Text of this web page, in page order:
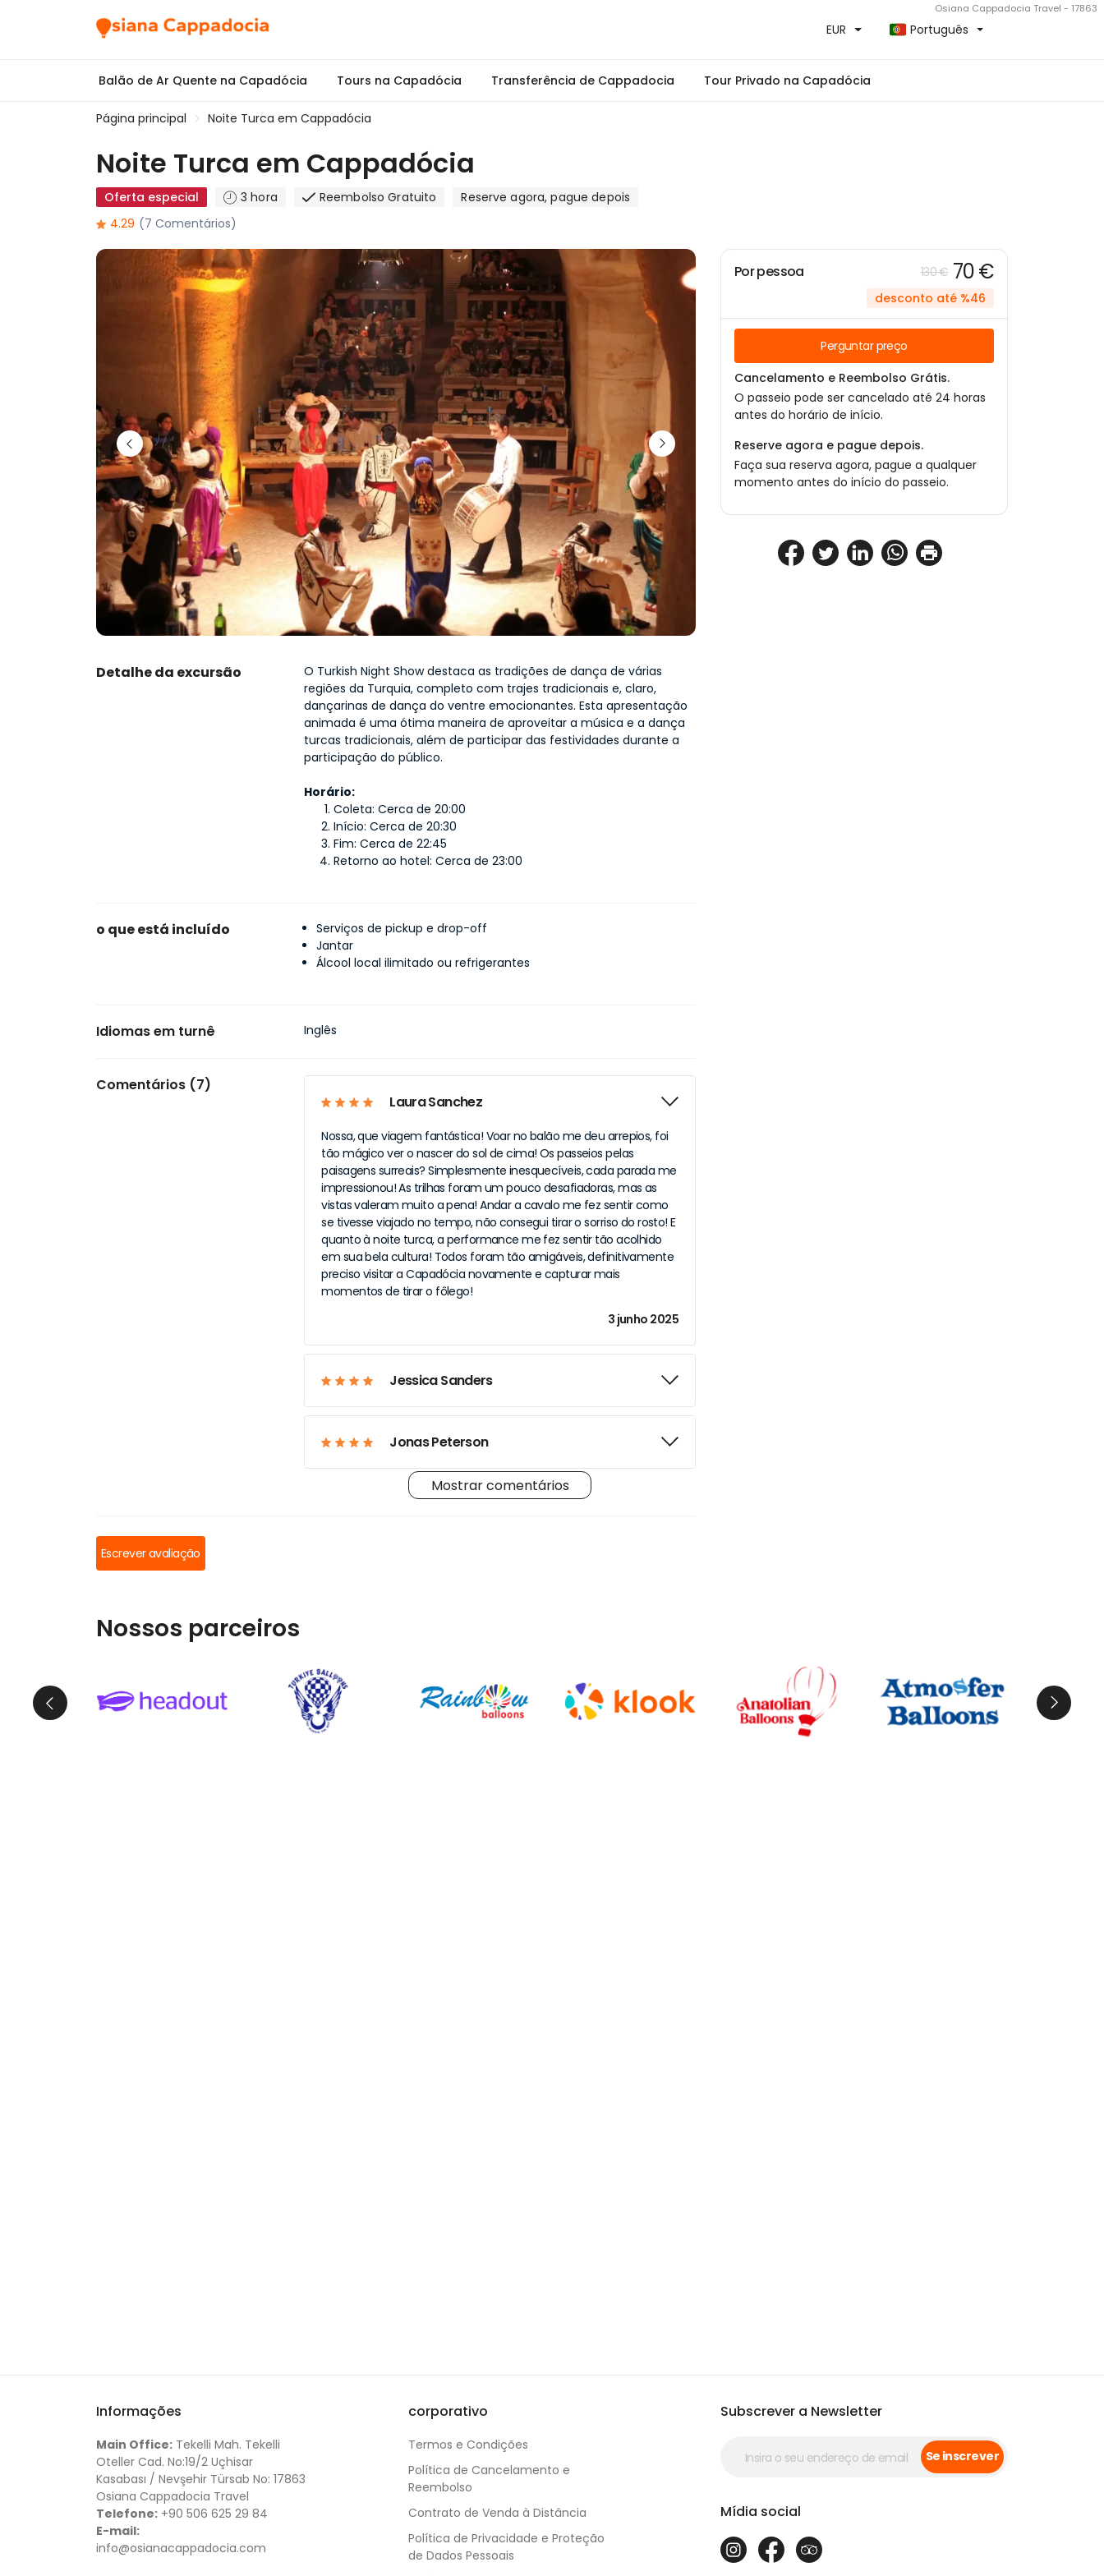
Osiana Cappadocia Travel - 17863
EUR Português
Balão de Ar Quente na Capadócia Tours na Capadócia Transferência de Cappadocia Tour Privado na Capadócia
Página principal Noite Turca em Cappadócia
Noite Turca em Cappadócia
Oferta especial 3 hora Reembolso Gratuito
Reserve agora, pague depois
4.29 (7 Comentários)
Detalhe da excursão
O Turkish Night Show destaca as tradições de dança de várias
regiões da Turquia, completo com trajes tradicionais e, claro,
dançarinas de dança do ventre emocionantes. Esta apresentação
animada é uma ótima maneira de aproveitar a música e a dança
turcas tradicionais, além de participar das festividades durante a
participação do público.
Horário:
Coleta: Cerca de 20:00
Início: Cerca de 20:30
Fim: Cerca de 22:45
Retorno ao hotel: Cerca de 23:00
o que está incluído
Serviços de pickup e drop-off
Jantar
Álcool local ilimitado ou refrigerantes
Idiomas em turnê Inglês
Comentários (7)
Laura Sanchez
Nossa, que viagem fantástica! Voar no balão me deu arrepios, foi
tão mágico ver o nascer do sol de cima! Os passeios pelas
paisagens surreais? Simplesmente inesquecíveis, cada parada me
impressionou! As trilhas foram um pouco desafiadoras, mas as
vistas valeram muito a pena! Andar a cavalo me fez sentir como
se tivesse viajado no tempo, não consegui tirar o sorriso do rosto! E
quanto à noite turca, a performance me fez sentir tão acolhido
em sua bela cultura! Todos foram tão amigáveis, definitivamente
preciso visitar a Capadócia novamente e capturar mais
momentos de tirar o fôlego!
3 junho 2025
Jessica Sanders
Jonas Peterson
Lila Waters
Laura S.
Mostrar comentários
Escrever avaliação
Por pessoa 130 € 70 €
desconto até %46
Perguntar preço
Cancelamento e Reembolso Grátis.
O passeio pode ser cancelado até 24 horas
antes do horário de início.
Reserve agora e pague depois.
Faça sua reserva agora, pague a qualquer
momento antes do início do passeio.
Nossos parceiros
Informações
Main Office: Tekelli Mah. Tekelli
Oteller Cad. No:19/2 Uçhisar
Kasabası / Nevşehir Türsab No: 17863
Osiana Cappadocia Travel
Telefone: +90 506 625 29 84
E-mail:
info@osianacappadocia.com
corporativo
Termos e Condições
Política de Cancelamento e
Reembolso
Contrato de Venda à Distância
Política de Privacidade e Proteção
de Dados Pessoais
Subscrever a Newsletter
Se inscrever
Mídia social